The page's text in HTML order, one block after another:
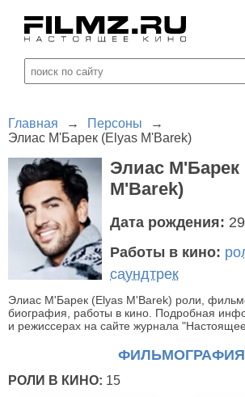
Главная → Персоны
→
Элиас М'Барек (Elyas M'Barek)
Элиас М'Барек
M'Barek)
Дата рождения:
Работы в кино:
саундтрек
Элиас М'Барек (Elyas M'Barek) роли,
биография, работы в кино. Подробная
и режиссерах на сайте журнала
ФИЛЬМОГРАФИЯ
РОЛИ В КИНО: 15